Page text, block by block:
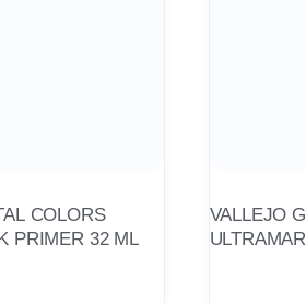
COLORS
PRIMER 32 ML
VALLEJO